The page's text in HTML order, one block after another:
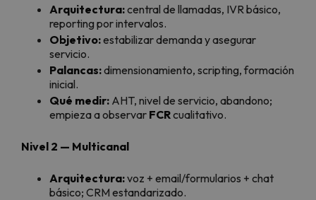
Arquitectura:central de llamadas, IVR básico,
reporting por intervalos.
Objetivo:estabilizar demanda y asegurar
servicio.
Palancas:dimensionamiento, scripting, formación
inicial.
Qué medir: AHT, nivel de servicio, abandono;
empieza a observar FCRcualitativo.
Nivel 2 — Multicanal
Arquitectura:voz + email/formularios + chat
básico; CRM estandarizado.